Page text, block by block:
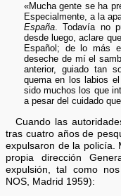
«Mucha gente se ha
Especialmente, a la
España. Todavía no
desde luego, aclare
Español; de lo más
deseche de mí el
anterior, guiado tan
quema en los labios
sido muchos los que
a pesar del cuidado
Cuando las
tras cuatro años de
expulsaron de la policía.
propia dirección
expulsión, tal como
NOS, Madrid 1959):